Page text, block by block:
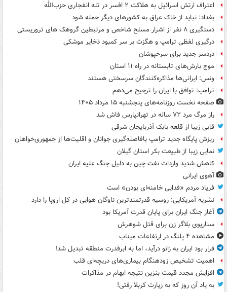
اعتراف ارتش اسرائیل به هلاکت ۲ افسر در تله انفجاری حزب‌الله
بغداد: نباید از خاک عراق به کشورهای دیگر حمله شود
دستگیری ۸ نفر از اشرار مسلح شاخص و مرتبطین گروهک های تروریستی
درگیری لفظی ترامپ و هگزث بر سر کمبود ذخایر موشکی
دردسر جدید برای سرخپوشان
موج بارش‌های تابستانه در راه ۱۱ استان
ونس: ایرانی‌ها مذاکره‌کنندگان سرسختی هستند
ترامپ: توافق با ایران را ترجیح می‌دهم
صفحه نخست روزنامه‌های پنجشنبه ۱۵ مرداد ۱۴۰۵
راز مرگ مرد ۷۲ ساله در تهرانپارس فاش شد
قابی زیبا از قلعه بابک آذربایجان شرقی
ریزش پایگاه جدید ترامپ بافاصله‌گیری جوانان و اقلیت‌ها از جمهوری‌خواهان
نمایی زیبا از طبیعت بکر استان گیلان
کاهش شدید واردات نفت چین به دلیل جنگ علیه ایران
آهوی ایرانی
فریاد مردم «فدایی خامنه‌ای بودن» است
نشریه آمریکایی: روسیه قدرتمندترین ناوگان هوایی در کل اروپا را دارد
آغاز جنگ ایران برای پایان قدرت آمریکا بود
سناریوی بلاگر زن برای قتل شوهرش
مشاهده ۴ پلنگ در ارتفاعات میناب
قرار بود ایران به زانو درآید، اما به ابرقدرت منطقه تبدیل شد!
اهمیت تشخیص زودهنگام بیماری‌های دریچه‌ای قلب
افزایش مجدد قیمت بنزین نتیجه ابهام در مذاکرات
به یاد آن روز که به زیارت کربلا رفتی!